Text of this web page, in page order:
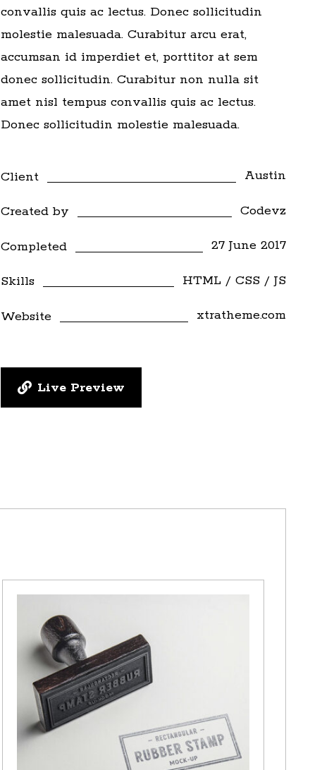
convallis quis ac lectus. Donec sollicitudin
molestie malesuada. Curabitur arcu erat,
accumsan id imperdiet et, porttitor at sem
donec sollicitudin. Curabitur non nulla sit
amet nisl tempus convallis quis ac lectus.
Donec sollicitudin molestie malesuada.
Client Austin
Created by Codevz
Completed 27 June 2017
Skills HTML / CSS / JS
Website xtratheme.com
Live Preview